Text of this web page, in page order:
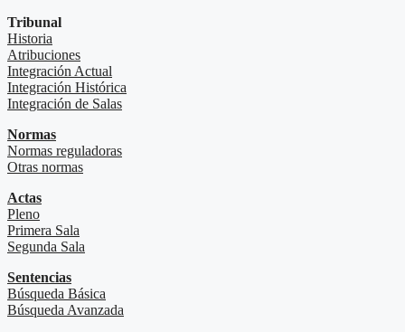
Tribunal
Historia
Atribuciones
Integración Actual
Integración Histórica
Integración de Salas
Normas
Normas reguladoras
Otras normas
Actas
Pleno
Primera Sala
Segunda Sala
Sentencias
Búsqueda Básica
Búsqueda Avanzada